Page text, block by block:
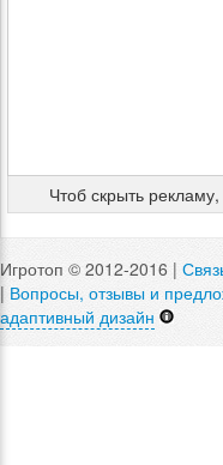
Чтоб скрыть
Игротоп © 2012-2016 |
| Вопросы, отзывы и
адаптивный дизайн